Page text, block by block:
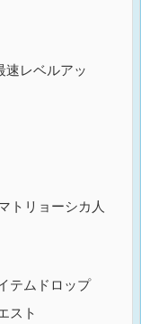
レベルアッ
トリョーシカ人
テムドロップ
スト